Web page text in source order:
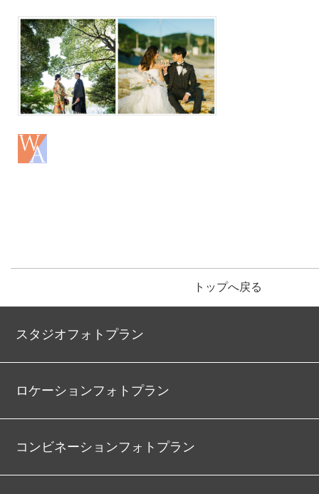
トップへ戻る
スタジオフォトプラン
ロケーションフォトプラン
コンビネーションフォトプラン